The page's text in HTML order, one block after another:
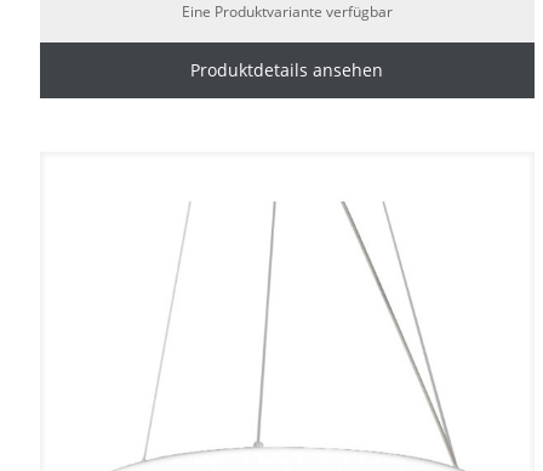
Eine Produktvariante verfügbar
Produktdetails ansehen